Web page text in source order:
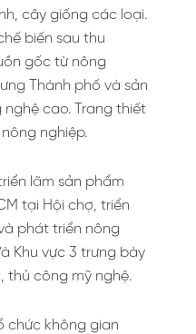
cây giống các loại.
biến sau thu
gốc từ nông
Thành phố và sản
cao. Trang thiết
nghiệp.
lãm sản phẩm
tại Hội chợ, triển
phát triển nông
Khu vực 3 trưng bày
thủ công mỹ nghệ.
chức không gian